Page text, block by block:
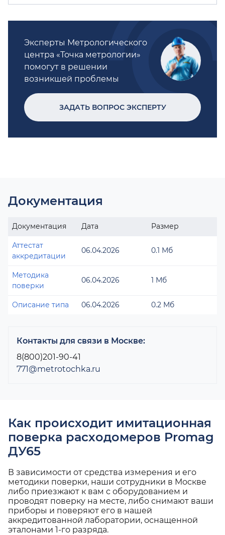
Эксперты Метрологического
центра «Точка метрологии»
помогут в решении
возникшей проблемы
ЗАДАТЬ ВОПРОС ЭКСПЕРТУ
Документация
Документация Дата Размер
Аттестат
аккредитации
06.04.2026 0.1 Мб
Методика
поверки
06.04.2026 1 Мб
Описание типа 06.04.2026 0.2 Мб
Контакты для связи в Москве:
8(800)201-90-41
771@metrotochka.ru
Как происходит имитационная
поверка расходомеров Promag
ДУ65
В зависимости от средства измерения и его
методики поверки, наши сотрудники в Москве
либо приезжают к вам с оборудованием и
проводят поверку на месте, либо снимают ваши
приборы и поверяют его в нашей
аккредитованной лаборатории, оснащенной
эталонами 1-го разряда.